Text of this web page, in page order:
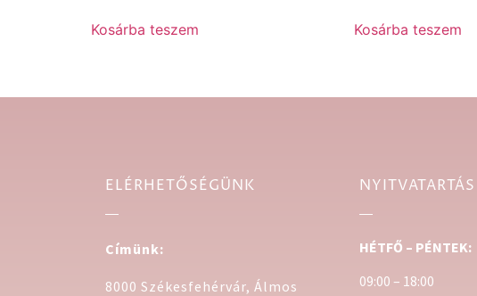
Kosárba teszem Kosárba teszem
ELÉRHETŐSÉGÜNK
Címünk:
8000 Székesfehérvár, Álmos
NYITVATARTÁS
HÉTFŐ – PÉNTEK:
09:00 – 18:00